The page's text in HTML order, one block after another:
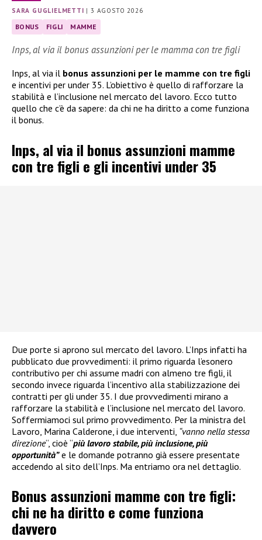
SARA GUGLIELMETTI |3 AGOSTO 2026
BONUS FIGLI MAMME
Inps, al via il bonus assunzioni per le mamma con tre figli
Inps, al via il bonus assunzioni per le mamme con tre figli
e incentivi per under 35. L’obiettivo è quello di rafforzare la
stabilità e l’inclusione nel mercato del lavoro. Ecco tutto
quello che c’è da sapere: da chi ne ha diritto a come funziona
il bonus.
Inps, al via il bonus assunzioni mamme
con tre figli e gli incentivi under 35
Due porte si aprono sul mercato del lavoro. L’Inps infatti ha
pubblicato due provvedimenti: il primo riguarda l’esonero
contributivo per chi assume madri con almeno tre figli, il
secondo invece riguarda l’incentivo alla stabilizzazione dei
contratti per gli under 35. I due provvedimenti mirano a
rafforzare la stabilità e l’inclusione nel mercato del lavoro.
Soffermiamoci sul primo provvedimento. Per la ministra del
Lavoro, Marina Calderone, i due interventi, “vanno nella stessa
direzione“, cioè “più lavoro stabile, più inclusione, più
opportunità”e le domande potranno già essere presentate
accedendo al sito dell’Inps. Ma entriamo ora nel dettaglio.
Bonus assunzioni mamme con tre figli:
chi ne ha diritto e come funziona
davvero